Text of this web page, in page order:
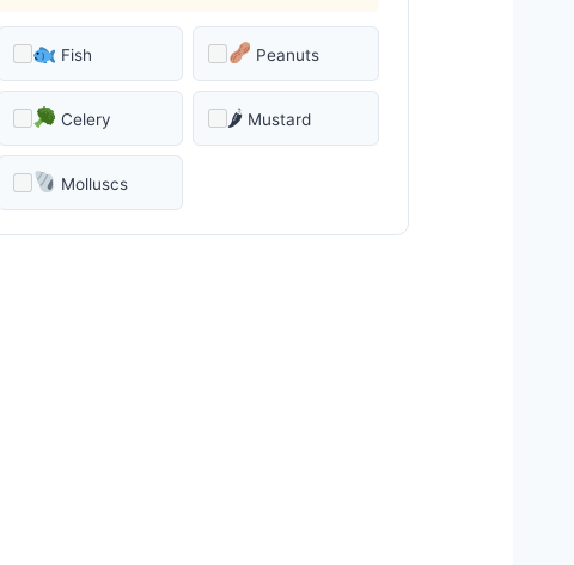
Fish Peanuts
Celery 🌶 Mustard
Molluscs